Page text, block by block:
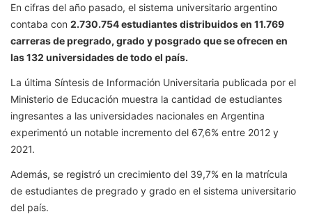
En cifras del año pasado, el sistema universitario argentino
contaba con 2.730.754 estudiantes distribuidos en 11.769
carreras de pregrado, grado y posgrado que se ofrecen en
las 132 universidades de todo el país.
La última Síntesis de Información Universitaria publicada por el
Ministerio de Educación muestra la cantidad de estudiantes
ingresantes a las universidades nacionales en Argentina
experimentó un notable incremento del 67,6% entre 2012 y
2021.
Además, se registró un crecimiento del 39,7% en la matrícula
de estudiantes de pregrado y grado en el sistema universitario
del país.